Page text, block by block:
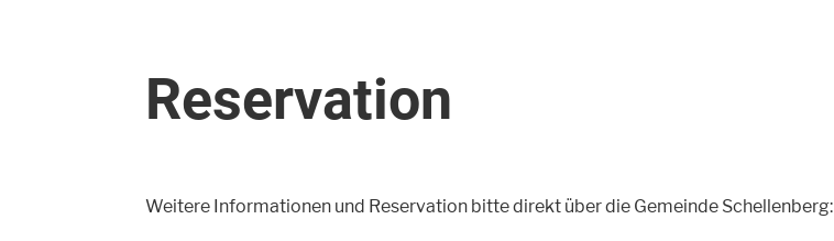
Reservation
Weitere Informationen und Reservation bitte direkt über die Gemeinde Schellenberg: